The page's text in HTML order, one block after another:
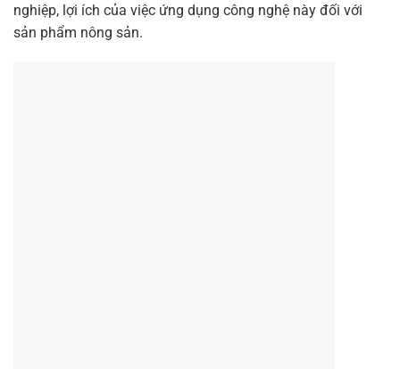
nghiệp, lợi ích của việc ứng dụng công nghệ này đối với
sản phẩm nông sản.